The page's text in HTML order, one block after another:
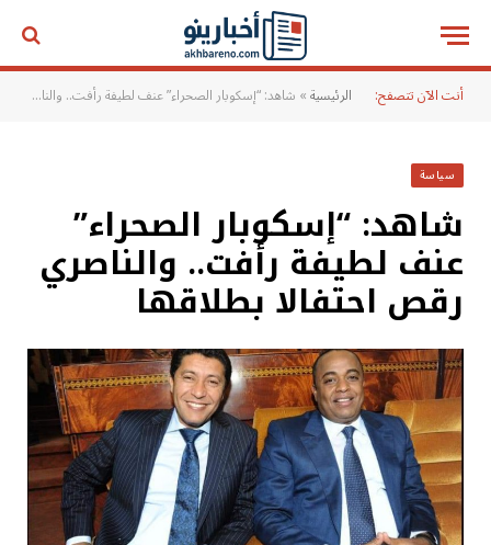
أنت الآن تتصفح: الرئيسية» شاهد: “إسكوبار الصحراء” عنف لطيفة رأفت.. والناصري رقص احتفالا بطلاقها
سياسة
شاهد: “إسكوبار الصحراء”
عنف لطيفة رأفت.. والناصري
رقص احتفالا بطلاقها